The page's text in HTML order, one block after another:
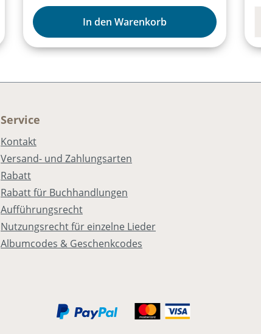
erworben. Der Kauf des Artikels
„Aufführungsrecht“ ist dann nicht mehr
notwendig. Weitere Infos dazu
hier:Aufführungsrecht
In den Warenkorb
Service
Kontakt
Versand- und Zahlungsarten
Rabatt
Rabatt für Buchhandlungen
Aufführungsrecht
Nutzungsrecht für einzelne Lieder
Albumcodes & Geschenkcodes